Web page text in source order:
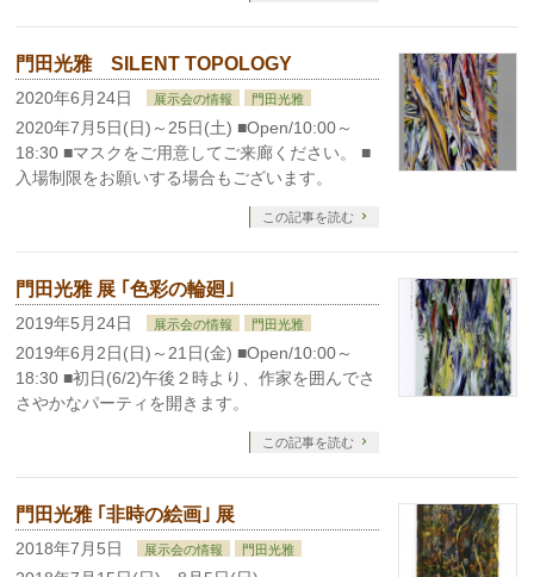
門田光雅 SILENT TOPOLOGY
2020年6月24日 展示会の情報 門田光雅
2020年7月5日(日)～25日(土) ■Open/10:00～
18:30 ■マスクをご用意してご来廊ください。 ■
入場制限をお願いする場合もございます。
この記事を読む
門田光雅 展 ｢色彩の輪廻｣
2019年5月24日 展示会の情報 門田光雅
2019年6月2日(日)～21日(金) ■Open/10:00～
18:30 ■初日(6/2)午後２時より、作家を囲んでさ
さやかなパーティを開きます。
この記事を読む
門田光雅 ｢非時の絵画｣ 展
2018年7月5日 展示会の情報 門田光雅